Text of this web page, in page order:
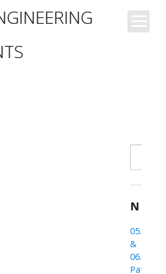
05.
&
Patrick